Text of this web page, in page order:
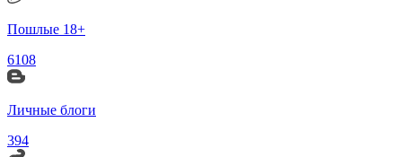
Пошлые 18+
6108
Личные блоги
394